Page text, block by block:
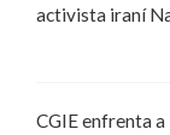
activista iraní
CGIE enfrenta